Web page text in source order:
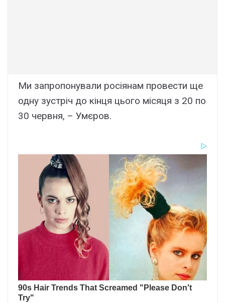
Ми запропонували росіянам провести ще
одну зустріч до кінця цього місяця з 20 по
30 червня, – Умєров.